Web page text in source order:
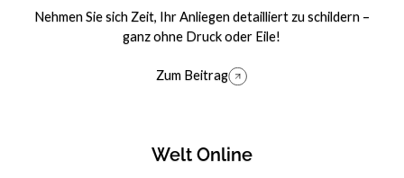
Nehmen Sie sich Zeit, Ihr Anliegen detailliert zu schildern –
ganz ohne Druck oder Eile!
Zum Beitrag
Welt Online